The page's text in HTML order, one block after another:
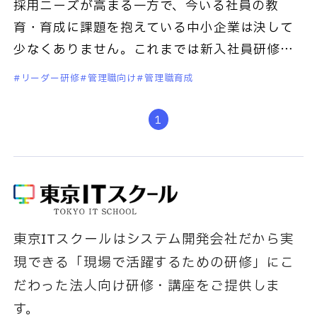
採用ニーズが高まる一方で、今いる社員の教
育・育成に課題を抱えている中小企業は決して
少なくありません。これまでは新入社員研修が
重視されていましたが、近年は管理職研修のニ
リーダー研修 管理職向け 管理職育成
1
東京ITスクールはシステム開発会社だから実
現できる「現場で活躍するための研修」にこ
だわった法人向け研修・講座をご提供しま
す。